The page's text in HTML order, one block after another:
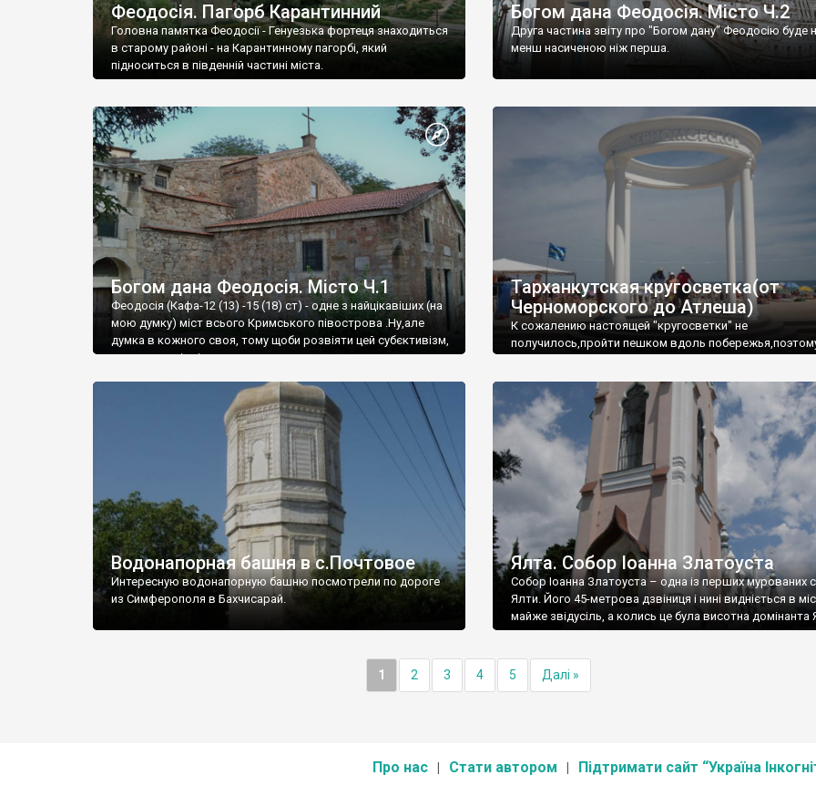
Феодосія. Пагорб Карантинний
Головна памятка Феодосії - Генуезька фортеця знаходиться
в старому районі - на Карантинному пагорбі, який
підноситься в південній частині міста.
Богом дана Феодосія. Місто Ч.2
Друга частина звіту про "Богом дану" Феодосію буде
менш насиченою ніж перша.
Богом дана Феодосія. Місто Ч.1
Феодосія (Кафа-12 (13) -15 (18) ст) - одне з найцікавіших (на
мою думку) міст всього Кримського півострова .Ну,але
думка в кожного своя, тому щоби розвіяти цей субєктивізм,
запрошую відвідати це
Тарханкутская кругосветка(от
Черноморского до Атлеша)
К сожалению настоящей "кругосветки" не
получилось,пройти пешком вдоль
Водонапорная башня в с.Почтовое
Интересную водонапорную башню посмотрели по дороге
из Симферополя в Бахчисарай.
Ялта. Собор Іоанна Златоуста
Собор Іоанна Златоуста – одна із перших мурованих
Ялти. Його 45-метрова дзвіниця і нині видніється в
майже звідусіль, а колись це була висотна домінанта
1 2 3 4 5 Далі »
Про нас Стати автором Підтримати сайт “Україна